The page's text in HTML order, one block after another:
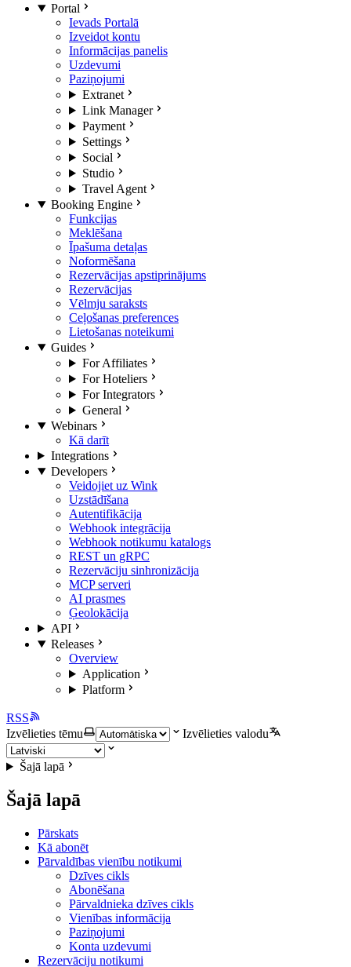
Portal
Ievads Portalā
Izveidot kontu
Informācijas panelis
Uzdevumi
Paziņojumi
Extranet
Link Manager
Payment
Settings
Social
Studio
Travel Agent
Booking Engine
Funkcijas
Meklēšana
Īpašuma detaļas
Noformēšana
Rezervācijas apstiprinājums
Rezervācijas
Vēlmju saraksts
Ceļošanas preferences
Lietošanas noteikumi
Guides
For Affiliates
For Hoteliers
For Integrators
General
Webinars
Kā darīt
Integrations
Developers
Veidojiet uz Wink
Uzstādīšana
Autentifikācija
Webhook integrācija
Webhook notikumu katalogs
REST un gRPC
Rezervāciju sinhronizācija
MCP serveri
AI prasmes
Ģeolokācija
API
Releases
Overview
Application
Platform
RSS
Izvēlieties tēmu
Izvēlieties valodu
Šajā lapā
Šajā lapā
Pārskats
Kā abonēt
Pārvaldības vienību notikumi
Dzīves cikls
Abonēšana
Pārvaldnieka dzīves cikls
Vienības informācija
Paziņojumi
Konta uzdevumi
Rezervāciju notikumi